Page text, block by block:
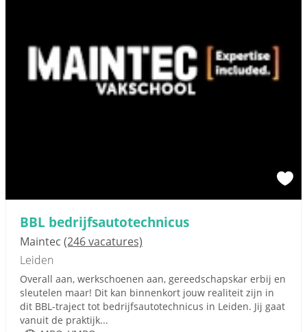
BBL bedrijfsautotechnicus
Maintec (246 vacatures)
Leiden
Overall aan, werkschoenen aan, gereedschapskar erbij en
sleutelen maar! Dit kan binnenkort jouw realiteit zijn in
dit BBL-traject tot bedrijfsautotechnicus in Leiden. Jij gaat
vanuit de praktijk...